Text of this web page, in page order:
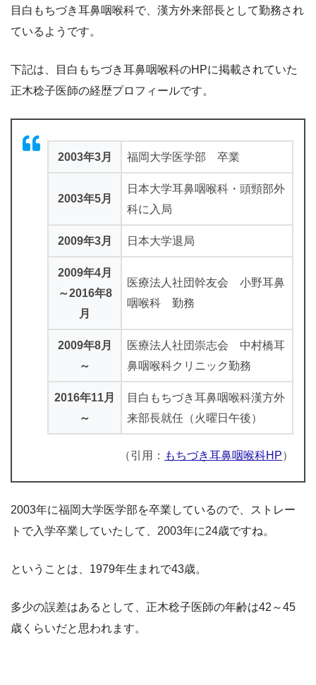
目白もちづき耳鼻咽喉科で、漢方外来部長として勤務され
ているようです。
下記は、目白もちづき耳鼻咽喉科のHPに掲載されていた
正木稔子医師の経歴プロフィールです。
2003年3月 福岡大学医学部 卒業
2003年5月
日本大学耳鼻咽喉科・頭頸部外
科に入局
2009年3月 日本大学退局
2009年4月
～2016年8
月
医療法人社団幹友会 小野耳鼻
咽喉科 勤務
2009年8月
～
医療法人社団崇志会 中村橋耳
鼻咽喉科クリニック勤務
2016年11月
～
目白もちづき耳鼻咽喉科漢方外
来部長就任（火曜日午後）
（引用： もちづき耳鼻咽喉科HP）
2003年に福岡大学医学部を卒業しているので、ストレー
トで入学卒業していたして、2003年に24歳ですね。
ということは、1979年生まれで43歳。
多少の誤差はあるとして、正木稔子医師の年齢は42～45
歳くらいだと思われます。